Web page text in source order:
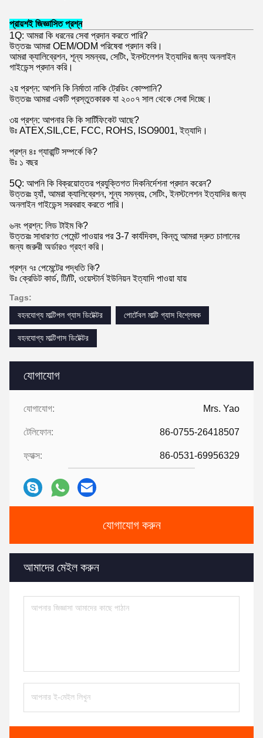
যোগাযোগ
যোগাযোগ: Mrs. Yao
টেলিফোন: 86-0755-26418507
ফ্যাক্স: 86-0531-69956329
যোগাযোগ করুন
আমাদের মেইল ​​করুন
প্রায়শই জিজ্ঞাসিত প্রশ্ন
1Q: আমরা কি ধরনের সেবা প্রদান করতে পারি?
উত্তরঃ আমরা OEM/ODM পরিষেবা প্রদান করি।
আমরা ক্যালিব্রেশন, শূন্য সমন্বয়, সেটিং, ইনস্টলেশন ইত্যাদির জন্য অনলাইন
গাইডেন্স প্রদান করি।
২য় প্রশ্ন: আপনি কি নির্মাতা নাকি ট্রেডিং কোম্পানি?
উত্তরঃ আমরা একটি প্রস্তুতকারক যা ২০০৭ সাল থেকে সেবা দিচ্ছে।
৩য় প্রশ্ন: আপনার কি কি সার্টিফিকেট আছে?
উঃ ATEX,SIL,CE, FCC, ROHS, ISO9001, ইত্যাদি।
প্রশ্ন ৪ঃ গ্যারান্টি সম্পর্কে কি?
উঃ ১ বছর
5Q: আপনি কি বিক্রয়োত্তর প্রযুক্তিগত দিকনির্দেশনা প্রদান করেন?
উত্তরঃ হ্যাঁ, আমরা ক্যালিব্রেশন, শূন্য সমন্বয়, সেটিং, ইনস্টলেশন ইত্যাদির জন্য
অনলাইন গাইডেন্স সরবরাহ করতে পারি।
৬নং প্রশ্ন: লিড টাইম কি?
উত্তরঃ সাধারণত পেমেন্ট পাওয়ার পর 3-7 কার্যদিবস, কিন্তু আমরা দ্রুত চালানের
জন্য জরুরী অর্ডারও গ্রহণ করি।
প্রশ্ন ৭ঃ পেমেন্টের পদ্ধতি কি?
উঃ ক্রেডিট কার্ড, টি/টি, ওয়েস্টার্ন ইউনিয়ন ইত্যাদি পাওয়া যায়
Tags:
বহনযোগ্য মাল্টিপল গ্যাস ডিটেক্টর
পোর্টেবল মাল্টি গ্যাস বিশ্লেষক
বহনযোগ্য মাল্টিগাস ডিটেক্টর